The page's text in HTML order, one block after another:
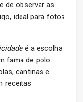
de observar as
ideal para fotos
é a escolha
fama de polo
cantinas e
receitas